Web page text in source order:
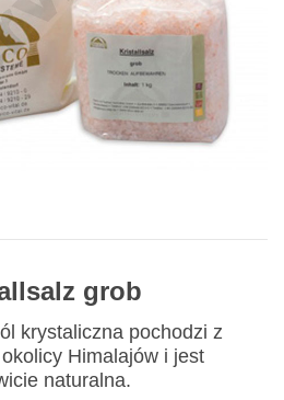
grob
krystaliczna pochodzi z
Himalajów i jest
naturalna.